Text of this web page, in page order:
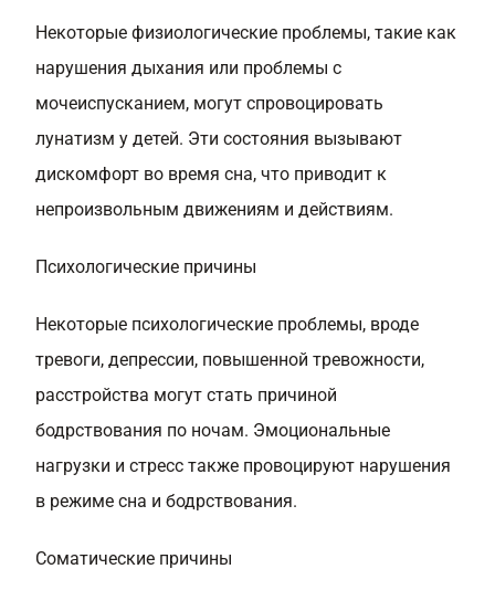
Некоторые физиологические проблемы, такие как
нарушения дыхания или проблемы с
мочеиспусканием, могут спровоцировать
лунатизм у детей. Эти состояния вызывают
дискомфорт во время сна, что приводит к
непроизвольным движениям и действиям.
Психологические причины
Некоторые психологические проблемы, вроде
тревоги, депрессии, повышенной тревожности,
расстройства могут стать причиной
бодрствования по ночам. Эмоциональные
нагрузки и стресс также провоцируют нарушения
в режиме сна и бодрствования.
Соматические причины